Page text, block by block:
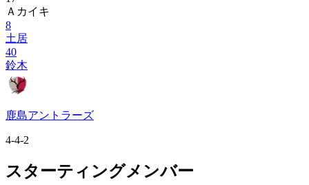
Ａカイキ
8
土居
40
鈴木
鹿島アントラーズ
4-4-2
スターティングメンバー